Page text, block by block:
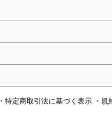
・特定商取引法に基づく表示 ・規